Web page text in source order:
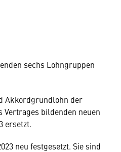
sechs Lohngruppen
Akkordgrundlohn der
bildenden neuen
ersetzt.
neu festgesetzt. Sie sind